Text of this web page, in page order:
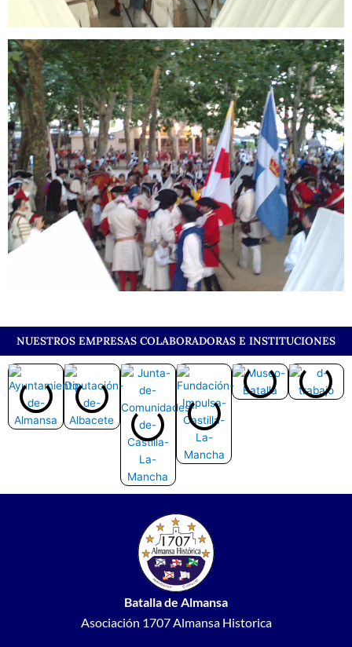
NUESTROS EMPRESAS COLABORADORAS E INSTITUCIONES
Batalla de Almansa
Asociación 1707 Almansa Historica